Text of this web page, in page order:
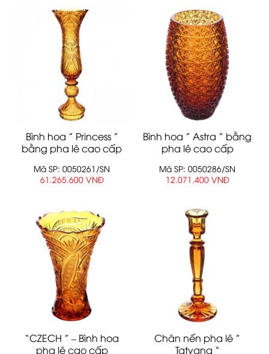
Bình hoa ” Princess ”
bằng pha lê cao cấp
Mã SP: 0050261/SN
61.265.600 VNĐ
Bình hoa ” Astra ” bằng
pha lê cao cấp
Mã SP: 0050286/SN
12.071.400 VNĐ
“CZECH ” – Bình hoa
pha lê cao cấp
Chân nến pha lê ”
Tatyana “